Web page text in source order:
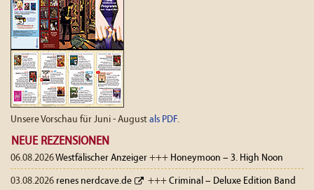
Unsere Vorschau für Juni - August als PDF.
NEUE REZENSIONEN
06.08.2026Westfälischer Anzeiger +++ Honeymoon – 3. High Noon
03.08.2026 renes nerdcave.de +++ Criminal – Deluxe Edition Band